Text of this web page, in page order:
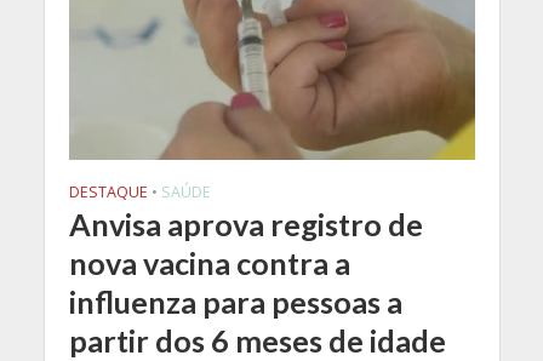
DESTAQUE • SAÚDE
Anvisa aprova registro de
nova vacina contra a
influenza para pessoas a
partir dos 6 meses de idade